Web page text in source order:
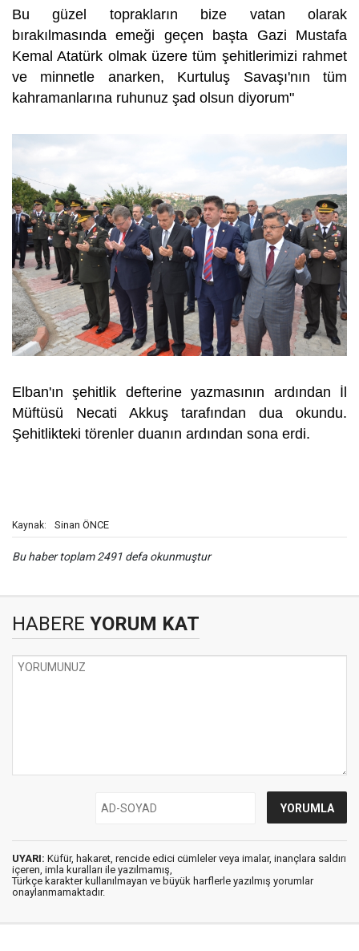
Bu güzel toprakların bize vatan olarak
bırakılmasında emeği geçen başta Gazi Mustafa
Kemal Atatürk olmak üzere tüm şehitlerimizi rahmet
ve minnetle anarken, Kurtuluş Savaşı'nın tüm
kahramanlarına ruhunuz şad olsun diyorum"
Elban'ın şehitlik defterine yazmasının ardından İl
Müftüsü Necati Akkuş tarafından dua okundu.
Şehitlikteki törenler duanın ardından sona erdi.
Kaynak: Sinan ÖNCE
Bu haber toplam 2491 defa okunmuştur
HABERE YORUM KAT
UYARI: Küfür, hakaret, rencide edici cümleler veya imalar, inançlara saldırı
içeren, imla kuralları ile yazılmamış,
Türkçe karakter kullanılmayan ve büyük harflerle yazılmış yorumlar
onaylanmamaktadır.